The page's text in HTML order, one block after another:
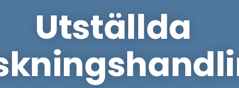
Utställda